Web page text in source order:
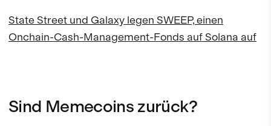
State Street und Galaxy legen SWEEP, einen
Onchain-Cash-Management-Fonds auf Solana auf
Sind Memecoins zurück?